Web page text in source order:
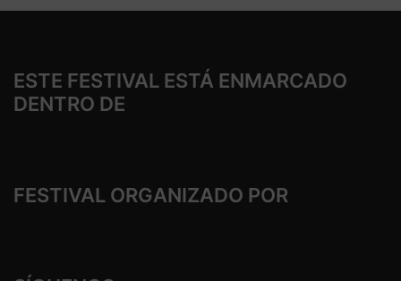
ESTE FESTIVAL ESTÁ ENMARCADO
DENTRO DE
FESTIVAL ORGANIZADO POR